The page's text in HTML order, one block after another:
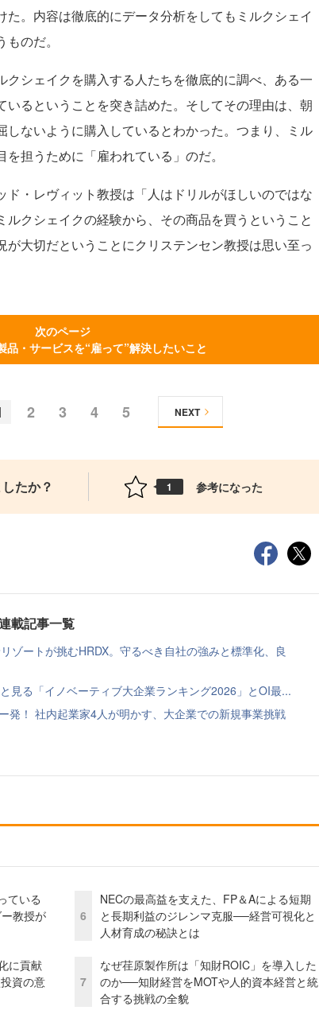
。内容は徹底的にデータ分析をしてもミルクシェイ
のだ。
シェイクを購入する人たちを徹底的に調べ、ある一
いるということを突き詰めた。そしてその理由は、朝
しないように購入しているとわかった。つまり、ミル
担うために「雇われている」のだ。
・レヴィット教授は「人はドリルがほしいのではな
クシェイクの経験から、その商品を買うということ
大切だということにクリステンセン教授は思い至っ
次のページ
品・サービスを“雇って”解決したいこと
2 3 4 5 NEXT
たか？ 1 参考になった
載記事一覧
ゾートが挑むHRDX。守るべき自社の強みと標準化、良
見る「イノベーティブ大企業ランキング2026」とOI最...
発！ 社内起業家4人が明かす、大企業での新規事業挑戦
ている
教授が
に貢献
資の意
6
NECの最高益を支えた、FP＆Aによる短期
と長期利益のジレンマ克服──経営可視化と
人材育成の秘訣とは
7
なぜ荏原製作所は「知財ROIC」を導入した
のか──知財経営をMOTや人的資本経営と統
合する挑戦の全貌